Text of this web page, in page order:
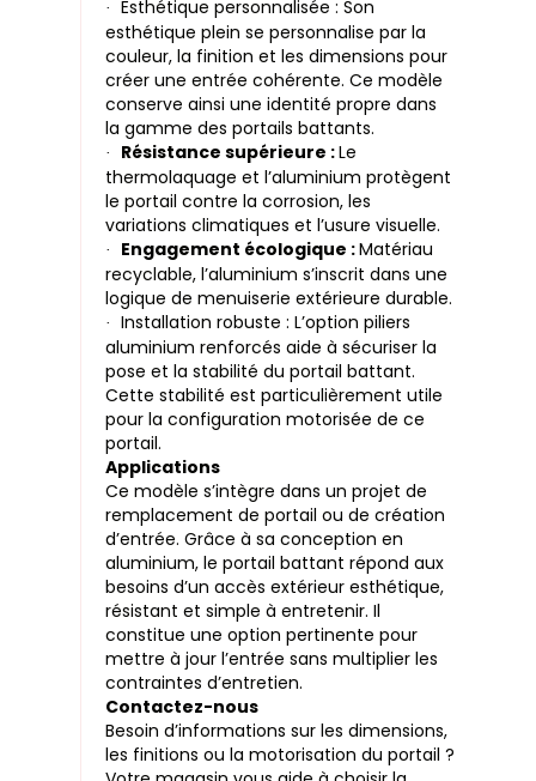
·
Esthétique personnalisée : Son
esthétique plein se personnalise par la
couleur, la finition et les dimensions pour
créer une entrée cohérente. Ce modèle
conserve ainsi une identité propre dans
la gamme des portails battants.
· Résistance supérieure :Le
thermolaquage et l’aluminium protègent
le portail contre la corrosion, les
variations climatiques et l’usure visuelle.
· Engagement écologique :Matériau
recyclable, l’aluminium s’inscrit dans une
logique de menuiserie extérieure durable.
·
Installation robuste : L’option piliers
aluminium renforcés aide à sécuriser la
pose et la stabilité du portail battant.
Cette stabilité est particulièrement utile
pour la configuration motorisée de ce
portail.
Applications
Ce modèle s’intègre dans un projet de
remplacement de portail ou de création
d’entrée. Grâce à sa conception en
aluminium, le portail battant répond aux
besoins d’un accès extérieur esthétique,
résistant et simple à entretenir. Il
constitue une option pertinente pour
mettre à jour l’entrée sans multiplier les
contraintes d’entretien.
Contactez-nous
Besoin d’informations sur les dimensions,
les finitions ou la motorisation du portail ?